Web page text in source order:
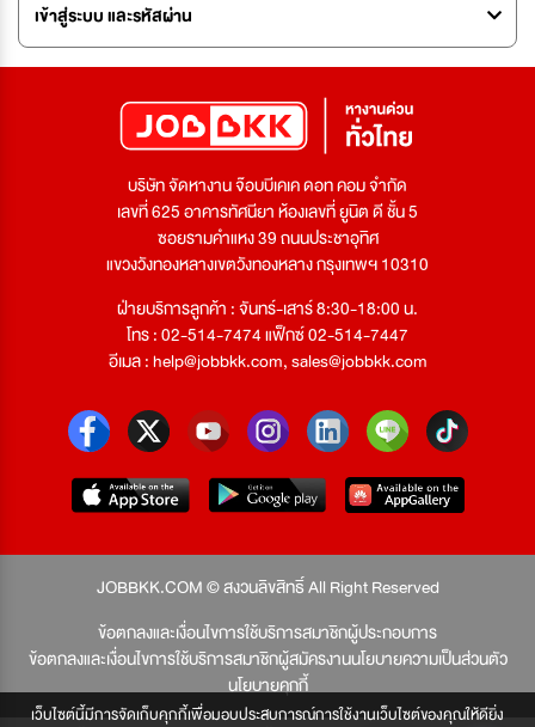
เว็บไซต์นี้มีการจัดเก็บคุกกี้เพื่อมอบประสบการณ์การใช้งานเว็บไซต์ของคุณให้ดียิ่ง
เข้าสู่ระบบ และรหัสผ่าน
บริษัท จัดหางาน จ๊อบบีเคเค ดอท คอม จำกัด
เลขที่ 625 อาคารทัศนียา ห้องเลขที่ ยูนิต ดี ชั้น 5
ซอยรามคำแหง 39 ถนนประชาอุทิศ
แขวงวังทองหลางเขตวังทองหลาง กรุงเทพฯ 10310
ฝ่ายบริการลูกค้า : จันทร์-เสาร์ 8:30-18:00 น.
โทร : 02-514-7474 แฟ็กซ์ 02-514-7447
อีเมล :help@jobbkk.com,sales@jobbkk.com
JOBBKK.COM © สงวนลิขสิทธิ์ All Right Reserved
ข้อตกลงและเงื่อนไขการใช้บริการสมาชิกผู้ประกอบการ
ข้อตกลงและเงื่อนไขการใช้บริการสมาชิกผู้สมัครงานนโยบายความเป็นส่วนตัว
นโยบายคุกกี้